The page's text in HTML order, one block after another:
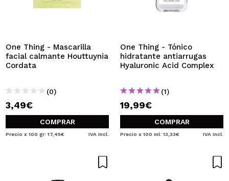
One Thing - Mascarilla
facial calmante Houttuynia
Cordata
(0)
3,49€
COMPRAR
Precio x 100 gr: 17,45€ IVA Incl.
One Thing - Tónico
hidratante antiarrugas
Hyaluronic Acid Complex
(1)
19,99€
COMPRAR
Precio x 100 ml: 13,33€ IVA Incl.